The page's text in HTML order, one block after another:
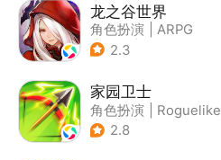
龙之谷世界
角色扮演
ARPG
| 奇幻
2.3
家园卫士
角色扮演
Roguelike
| 魔法
2.8